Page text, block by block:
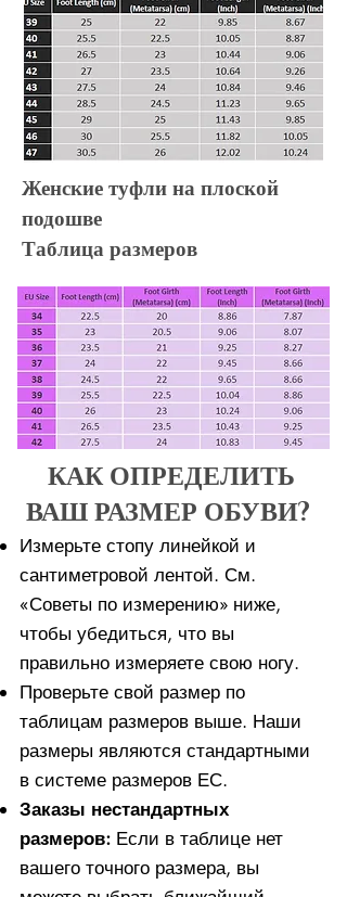
Женские туфли на плоской
подошве
Таблица размеров
КАК ОПРЕДЕЛИТЬ
ВАШ РАЗМЕР ОБУВИ?
Измерьте стопу линейкой и
сантиметровой лентой. См.
«Советы по измерению» ниже,
чтобы убедиться, что вы
правильно измеряете свою ногу. ​​
Проверьте свой размер по
таблицам размеров выше. Наши
размеры являются стандартными
в системе размеров ЕС.
Заказы нестандартных
размеров: Если в таблице нет
вашего точного размера, вы